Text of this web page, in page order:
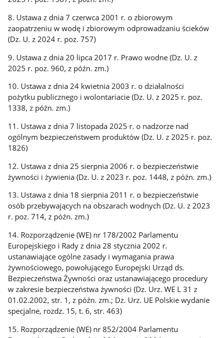
8. Ustawa z dnia 7 czerwca 2001 r. o zbiorowym
zaopatrzeniu w wodę i zbiorowym odprowadzaniu ścieków
(Dz. U. z 2024 r. poz. 757)
9. Ustawa z dnia 20 lipca 2017 r. Prawo wodne (Dz. U. z
2025 r. poz. 960, z późn. zm.)
10. Ustawa z dnia 24 kwietnia 2003 r. o działalności
pożytku publicznego i wolontariacie (Dz. U. z 2025 r. poz.
1338, z późn. zm.)
11. Ustawa z dnia 7 listopada 2025 r. o nadzorze nad
ogólnym bezpieczeństwem produktów (Dz. U. z 2025 r. poz.
1826)
12. Ustawa z dnia 25 sierpnia 2006 r. o bezpieczeństwie
żywności i żywienia (Dz. U. z 2023 r. poz. 1448, z późn. zm.)
13. Ustawa z dnia 18 sierpnia 2011 r. o bezpieczeństwie
osób przebywających na obszarach wodnych (Dz. U. z 2023
r. poz. 714, z późn. zm.)
14. Rozporządzenie (WE) nr 178/2002 Parlamentu
Europejskiego i Rady z dnia 28 stycznia 2002 r.
ustanawiające ogólne zasady i wymagania prawa
żywnościowego, powołującego Europejski Urząd ds.
Bezpieczeństwa Żywności oraz ustanawiającego procedury
w zakresie bezpieczeństwa żywności (Dz. Urz. WE L 31 z
01.02.2002, str. 1, z późn. zm.; Dz. Urz. UE Polskie wydanie
specjalne, rozdz. 15, t. 6, str. 463)
15. Rozporządzenie (WE) nr 852/2004 Parlamentu